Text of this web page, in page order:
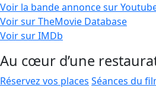
Voir la bande annonce sur
Voir sur TheMovie Database
Voir sur IMDb
Au cœur d’une
Réservez vos places Séances du